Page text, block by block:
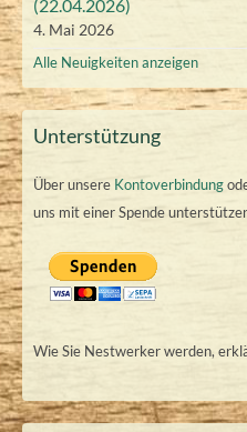
(22.04.2026)
4. Mai 2026
Alle Neuigkeiten anzeigen
Unterstützung
Über unsere Kontoverbindung
uns mit einer Spende
Wie Sie Nestwerker werden,